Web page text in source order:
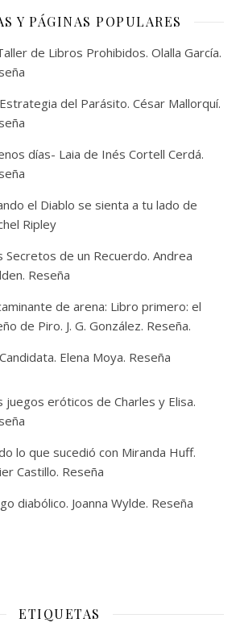
Y PÁGINAS POPULARES
de Libros Prohibidos. Olalla García.
del Parásito. César Mallorquí.
días- Laia de Inés Cortell Cerdá.
el Diablo se sienta a tu lado de
Ripley
Secretos de un Recuerdo. Andrea
Reseña
de arena: Libro primero: el
de Piro. J. G. González. Reseña.
Elena Moya. Reseña
juegos eróticos de Charles y Elisa.
lo que sucedió con Miranda Huff.
Castillo. Reseña
diabólico. Joanna Wylde. Reseña
ETIQUETAS